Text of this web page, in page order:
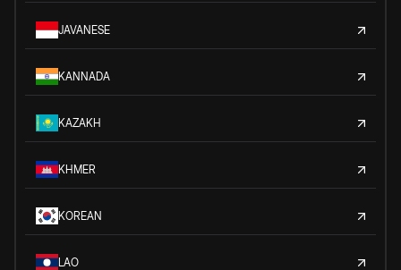
JAVANESE
KANNADA
KAZAKH
KHMER
KOREAN
LAO